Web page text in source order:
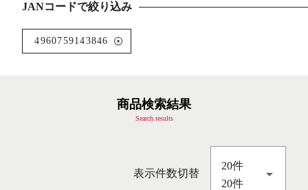
JANコードで絞り込み
4960759143846
商品検索結果
Search results
表示件数切替
20件
20件